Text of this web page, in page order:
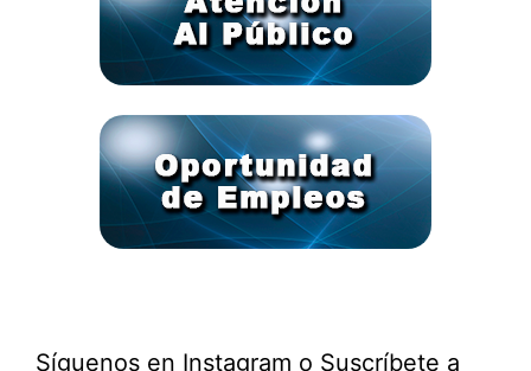
Síguenos en Instagram o Suscríbete a